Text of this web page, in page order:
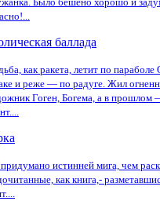
баллада
как ракета, летит по
и реже — по радуге. Жил
Гоген, Богема, а в прошлом
истинней мига, чем
как книга,-